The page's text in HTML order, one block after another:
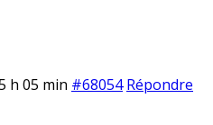
h 05 min #68054 Répondre